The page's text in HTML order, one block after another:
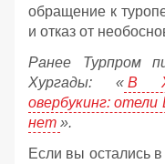
обращение к
и отказ от
Ранее Турпром
Хургады: « В
овербукинг:
нет ».
Если вы остались в